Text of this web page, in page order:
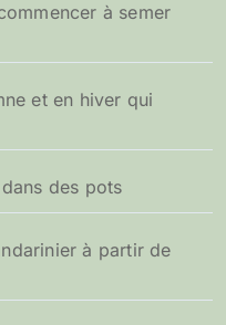
à semer
et en hiver qui
des pots
à partir de